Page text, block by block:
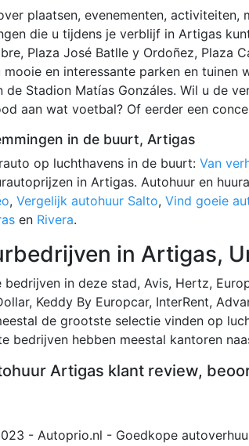
plaatsen, evenementen, activiteiten,
die u tijdens je verblijf in Artigas
Plaza José Batlle y Ordoñez, Plaza
en interessante parken en tuinen
de Stadion Matías Gonzáles. Wil u de
aan wat voetbal? Of eerder een
in de buurt, Artigas
op luchthavens in de buurt: Van
in Artigas. Autohuur en
, Vergelijk autohuur Salto, Vind goeie
en Rivera.
in Artigas,
bedrijven in deze stad, Avis, Hertz,
Keddy By Europcar, InterRent,
de grootste selectie vinden op
bedrijven hebben meestal kantoren
Artigas klant review,
- Autoprio.nl - Goedkope